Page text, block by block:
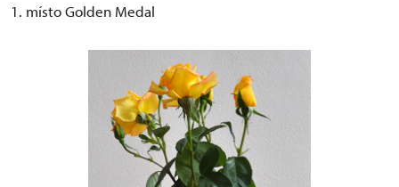
1. místo Golden Medal